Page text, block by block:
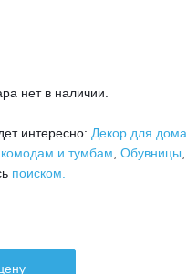
нет в наличии.
интересно: Декор для дома
и тумбам Обувницы
поиском.